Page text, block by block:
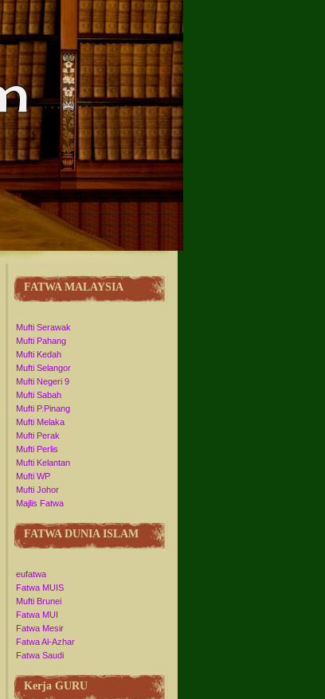
FATWA MALAYSIA
Mufti Serawak
Mufti Pahang
Mufti Kedah
Mufti Selangor
Mufti Negeri 9
Mufti Sabah
Mufti P.Pinang
Mufti Melaka
Mufti Perak
Mufti Perlis
Mufti Kelantan
Mufti WP
Mufti Johor
Majlis Fatwa
FATWA DUNIA ISLAM
eufatwa
Fatwa MUIS
Mufti Brunei
Fatwa MUI
Fatwa Mesir
Fatwa Al-Azhar
Fatwa Saudi
Kerja GURU